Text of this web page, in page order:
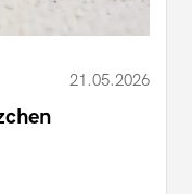
21.05.2026